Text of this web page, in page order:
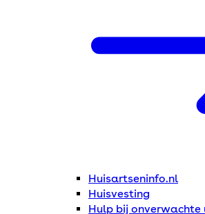
Huisartseninfo.nl
Huisvesting
Hulp bij